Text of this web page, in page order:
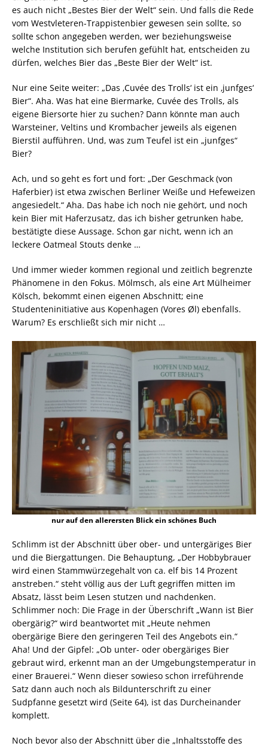
es auch nicht „Bestes Bier der Welt“ sein. Und falls die Rede
vom Westvleteren-Trappistenbier gewesen sein sollte, so
sollte schon angegeben werden, wer beziehungsweise
welche Institution sich berufen gefühlt hat, entscheiden zu
dürfen, welches Bier das „Beste Bier der Welt“ ist.
Nur eine Seite weiter: „Das ‚Cuvée des Trolls‘ ist ein ‚junfges‘
Bier“. Aha. Was hat eine Biermarke, Cuvée des Trolls, als
eigene Biersorte hier zu suchen? Dann könnte man auch
Warsteiner, Veltins und Krombacher jeweils als eigenen
Bierstil aufführen. Und, was zum Teufel ist ein „junfges“
Bier?
Ach, und so geht es fort und fort: „Der Geschmack (von
Haferbier) ist etwa zwischen Berliner Weiße und Hefeweizen
angesiedelt.“ Aha. Das habe ich noch nie gehört, und noch
kein Bier mit Haferzusatz, das ich bisher getrunken habe,
bestätigte diese Aussage. Schon gar nicht, wenn ich an
leckere Oatmeal Stouts denke …
Und immer wieder kommen regional und zeitlich begrenzte
Phänomene in den Fokus. Mölmsch, als eine Art Mülheimer
Kölsch, bekommt einen eigenen Abschnitt; eine
Studenteninitiative aus Kopenhagen (Vores Øl) ebenfalls.
Warum? Es erschließt sich mir nicht …
nur auf den allerersten Blick ein schönes Buch
Schlimm ist der Abschnitt über ober- und untergäriges Bier
und die Biergattungen. Die Behauptung, „Der Hobbybrauer
wird einen Stammwürzegehalt von ca. elf bis 14 Prozent
anstreben.“ steht völlig aus der Luft gegriffen mitten im
Absatz, lässt beim Lesen stutzen und nachdenken.
Schlimmer noch: Die Frage in der Überschrift „Wann ist Bier
obergärig?“ wird beantwortet mit „Heute nehmen
obergärige Biere den geringeren Teil des Angebots ein.“
Aha! Und der Gipfel: „Ob unter- oder obergäriges Bier
gebraut wird, erkennt man an der Umgebungstemperatur in
einer Brauerei.“ Wenn dieser sowieso schon irreführende
Satz dann auch noch als Bildunterschrift zu einer
Sudpfanne gesetzt wird (Seite 64), ist das Durcheinander
komplett.
Noch bevor also der Abschnitt über die „Inhaltsstoffe des